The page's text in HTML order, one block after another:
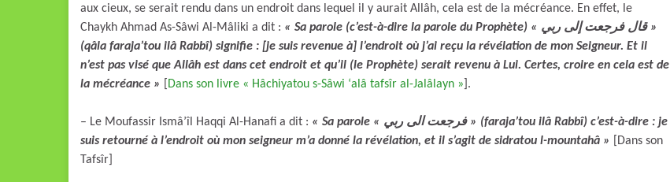
aux cieux, se serait rendu dans un endroit dans lequel il y aurait Allâh, cela est de la mécréance. En effet, le
Chaykh Ahmad As-Sâwi Al-Mâliki a dit : « Sa parole (c’est-à-dire la parole du Prophète) « قال فرجعت إلى ربي »
(qâla faraja’tou ilâ Rabbî) signifie : [je suis revenue à] l’endroit où j’ai reçu la révélation de mon Seigneur. Et il
n’est pas visé que Allâh est dans cet endroit et qu’il (le Prophète) serait revenu à Lui. Certes, croire en cela est de
la mécréance »
Dans son livre « Hâchiyatou s-Sâwi ‘alâ tafsîr al-Jalâlayn » ].
– Le Moufassir Ismâ’îl Haqqi Al-Hanafi a dit : « Sa parole « فرجعت الى ربي » (faraja’tou ilâ Rabbî) c’est-à-dire : je
suis retourné à l’endroit où mon seigneur m’a donné la révélation, et il s’agit de sidratou l-mountahâ »
[Dans son
Tafsîr]